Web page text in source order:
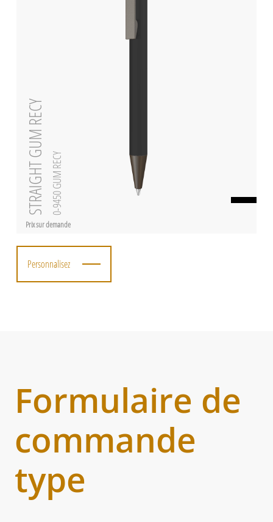
Prix sur demande
STRAIGHT GUM RECY0-9450 GUM RECY
Personnalisez
Formulaire de
commande
type